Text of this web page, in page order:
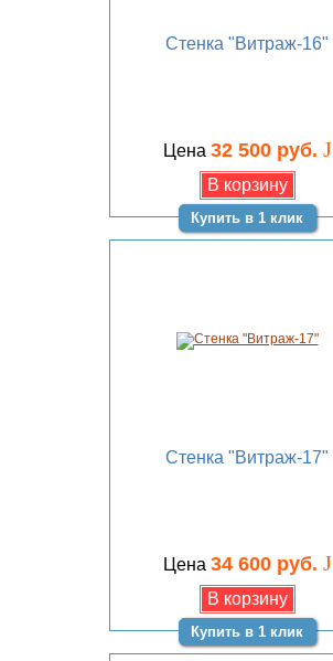
Стенка "Витраж-16"
Цена 32 500 руб. J
Купить в 1 клик
Стенка "Витраж-17"
Цена 34 600 руб. J
Купить в 1 клик